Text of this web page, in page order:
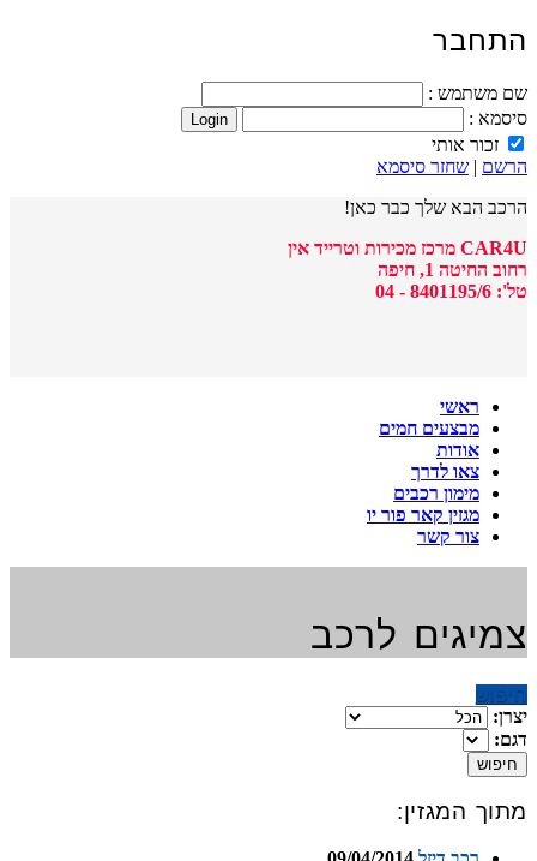
התחבר
שם משתמש :
סיסמא :
זכור אותי
הרשם | שחזר סיסמא
הרכב הבא שלך כבר כאן!
CAR4U מרכז מכירות וטרייד אין
רחוב החיטה 1, חיפה
טל': 8401195/6 - 04
ראשי
מבצעים חמים
אודות
צאו לדרך
מימון רכבים
מגזין קאר פור יו
צור קשר
צמיגים לרכב
חיפוש
יצרן:
דגם:
חיפוש
מתוך המגזין: